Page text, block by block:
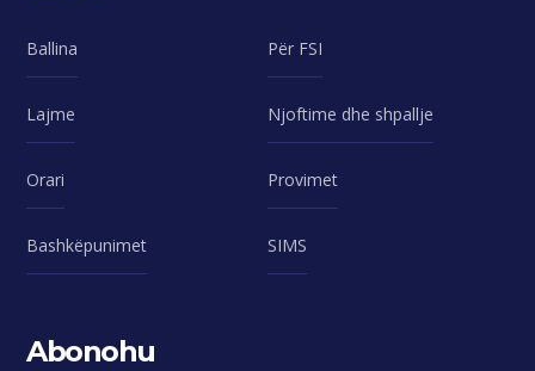
Ballina Për FSI
Lajme Njoftime dhe shpallje
Orari Provimet
Bashkëpunimet SIMS
Abonohu